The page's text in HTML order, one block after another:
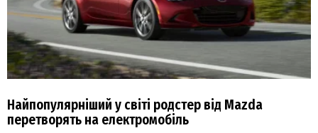
Найпопулярніший у світі родстер від Mazda
перетворять на електромобіль